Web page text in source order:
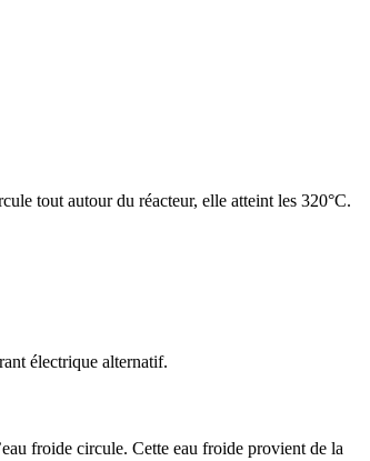
tout autour du réacteur, elle atteint les 320°C.
électrique alternatif.
froide circule. Cette eau froide provient de la